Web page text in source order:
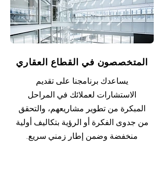
المتخصصون في القطاع العقاري
يساعدك برنامجنا على تقديم
الاستشارات لعملائك في المراحل
المبكرة من تطوير مشاريعهم، والتحقق
من جدوى الفكرة أو الرؤية بتكاليف أولية
منخفضة وضمن إطار زمني سريع.